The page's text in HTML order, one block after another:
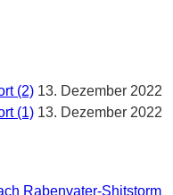
(2) 13. Dezember 2022
(1) 13. Dezember 2022
Rabenvater-Shitstorm